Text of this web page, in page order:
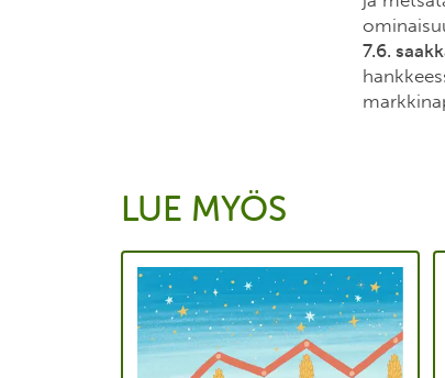
7.6.
LUE MYÖS